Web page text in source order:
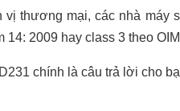
thương mại, các nhà máy
2009 hay class 3 theo
chính là câu trả lời cho